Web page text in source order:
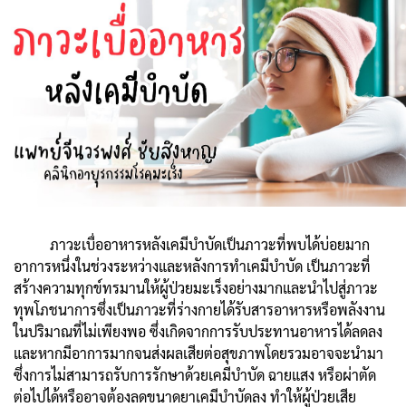
ภาวะเบื่ออาหารหลังเคมีบำบัดเป็นภาวะที่พบได้บ่อยมาก
อาการหนึ่งในช่วงระหว่างและหลังการทำเคมีบำบัด เป็นภาวะที่
สร้างความทุกข์ทรมานให้ผู้ป่วยมะเร็งอย่างมากและนำไปสู่ภาวะ
ทุพโภชนาการซึ่งเป็นภาวะที่ร่างกายได้รับสารอาหารหรือพลังงาน
ในปริมาณที่ไม่เพียงพอ ซึ่งเกิดจากการรับประทานอาหารได้ลดลง
และหากมีอาการมากจนส่งผลเสียต่อสุขภาพโดยรวมอาจจะนำมา
ซึ่งการไม่สามารถรับการรักษาด้วยเคมีบำบัด ฉายแสง หรือผ่าตัด
ต่อไปได้หรืออาจต้องลดขนาดยาเคมีบำบัดลง ทำให้ผู้ป่วยเสีย